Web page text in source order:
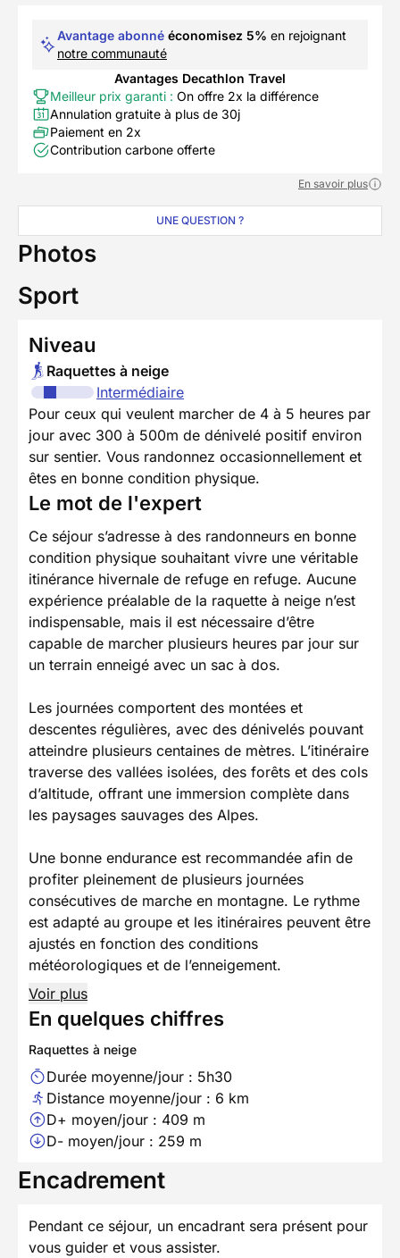
Avantage abonné économisez 5% en rejoignant
notre communauté
Avantages Decathlon Travel
Meilleur prix garanti : On offre 2x la différence
Annulation gratuite à plus de 30j
Paiement en 2x
Contribution carbone offerte
En savoir plus
UNE QUESTION ?
Photos
Sport
Niveau
Raquettes à neige
Intermédiaire
Pour ceux qui veulent marcher de 4 à 5 heures par
jour avec 300 à 500m de dénivelé positif environ
sur sentier. Vous randonnez occasionnellement et
êtes en bonne condition physique.
Le mot de l'expert
Ce séjour s’adresse à des randonneurs en bonne
condition physique souhaitant vivre une véritable
itinérance hivernale de refuge en refuge. Aucune
expérience préalable de la raquette à neige n’est
indispensable, mais il est nécessaire d’être
capable de marcher plusieurs heures par jour sur
un terrain enneigé avec un sac à dos.
Les journées comportent des montées et
descentes régulières, avec des dénivelés pouvant
atteindre plusieurs centaines de mètres. L’itinéraire
traverse des vallées isolées, des forêts et des cols
d’altitude, offrant une immersion complète dans
les paysages sauvages des Alpes.
Une bonne endurance est recommandée afin de
profiter pleinement de plusieurs journées
consécutives de marche en montagne. Le rythme
est adapté au groupe et les itinéraires peuvent être
ajustés en fonction des conditions
météorologiques et de l’enneigement.
Voir plus
En quelques chiffres
Raquettes à neige
Durée moyenne/jour : 5h30
Distance moyenne/jour : 6 km
D+ moyen/jour : 409 m
D- moyen/jour : 259 m
Encadrement
Pendant ce séjour, un encadrant sera présent pour
vous guider et vous assister.